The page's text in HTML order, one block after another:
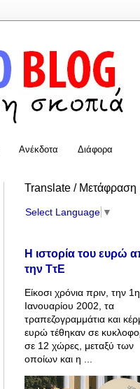
Ανέκδοτα Διάφορα
Translate / Μετάφραση
Select Language ▼
Η ιστορία του ευρώ
την ΤτΕ
Είκοσι χρόνια πριν, την 1η
Ιανουαρίου 2002, τα
τραπεζογραμμάτια και
ευρώ τέθηκαν σε
σε 12 χώρες, μεταξύ των
οποίων και η ...